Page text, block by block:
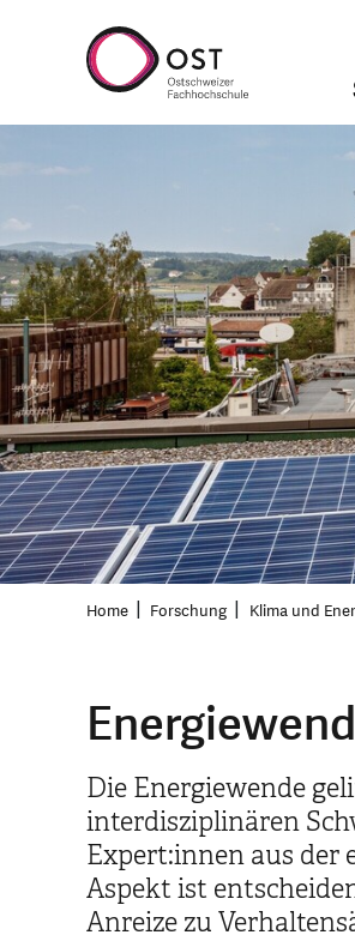
Home Forschung Klima und
Die Energiewende
interdisziplinären
Expert:innen aus der
Aspekt ist
Anreize zu